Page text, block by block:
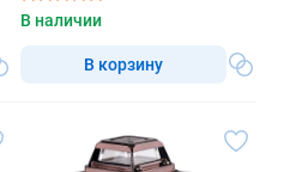
АКБ)
В наличии
В корзину